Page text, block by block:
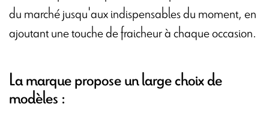
du marché jusqu'aux indispensables du moment, en
ajoutant une touche de fraicheur à chaque occasion.
La marque propose un large choix de
modèles :